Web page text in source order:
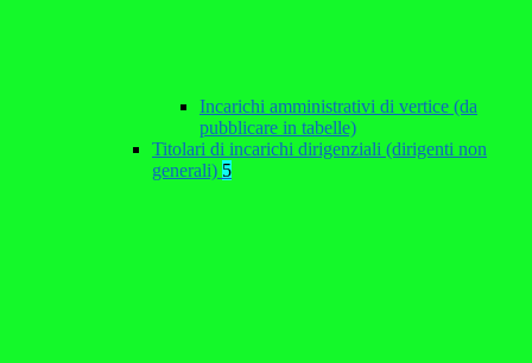
Incarichi amministrativi di vertice (da
pubblicare in tabelle)
Titolari di incarichi dirigenziali (dirigenti non
generali) 5